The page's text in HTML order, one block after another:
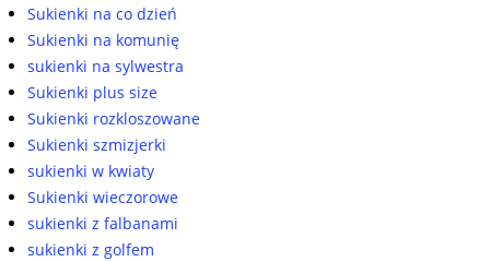
Sukienki na co dzień
Sukienki na komunię
sukienki na sylwestra
Sukienki plus size
Sukienki rozkloszowane
Sukienki szmizjerki
sukienki w kwiaty
Sukienki wieczorowe
sukienki z falbanami
sukienki z golfem